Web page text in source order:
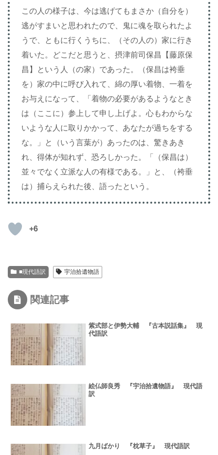
この人の様子は、今は逃げてもまさか（自分を）
逃がすまいと思われたので、鬼に魂を取られたよ
うで、ともに行くうちに、（その人の）家に行き
着いた。どこだと思うと、摂津前司保昌【藤原保
昌】という人（の家）であった。（保昌は袴垂
を）家の中に呼び入れて、綿の厚い着物、一着を
お与えになって、「着物の必要があるようなとき
は（ここに）参上して申し上げよ。心もわからな
いような人に取りかかって、あなたが過ちをする
な。」と（いう言葉が）あったのは、驚きあき
れ、得体が知れず、恐ろしかった。「（保昌は）
並々でなく立派な人の有様である。」と、（袴垂
は）捕らえられた後、語ったという。
+6
■現代語訳 宇治拾遺物語
関連記事
紫式部と伊勢大輔 『古本説話集』 現
代語訳
絵仏師良秀 『宇治拾遺物語』 現代語
訳
九月ばかり 『枕草子』 現代語訳